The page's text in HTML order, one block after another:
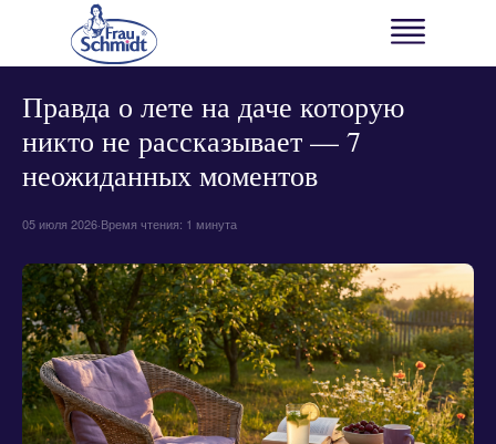
← ВСЕ НОВОСТИ НОВОСТИ БРЕНДА
Правда о лете на даче которую
никто не рассказывает — 7
неожиданных моментов
05 июля 2026·Время чтения: 1 минута